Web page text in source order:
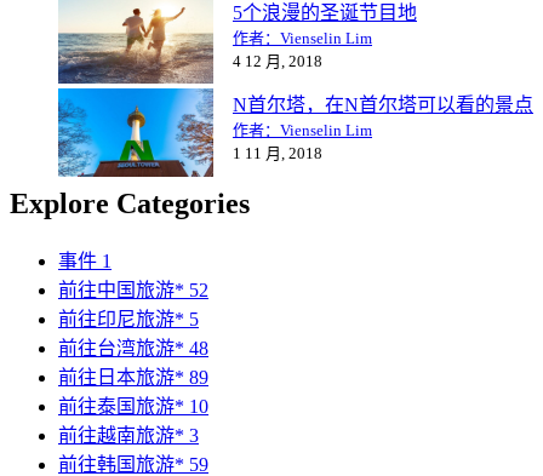
5个浪漫的圣诞节目地
作者：Vienselin Lim
4 12 月, 2018
N首尔塔，在N首尔塔可以看的景点
作者：Vienselin Lim
1 11 月, 2018
Explore Categories
事件 1
前往中国旅游* 52
前往印尼旅游* 5
前往台湾旅游* 48
前往日本旅游* 89
前往泰国旅游* 10
前往越南旅游* 3
前往韩国旅游* 59